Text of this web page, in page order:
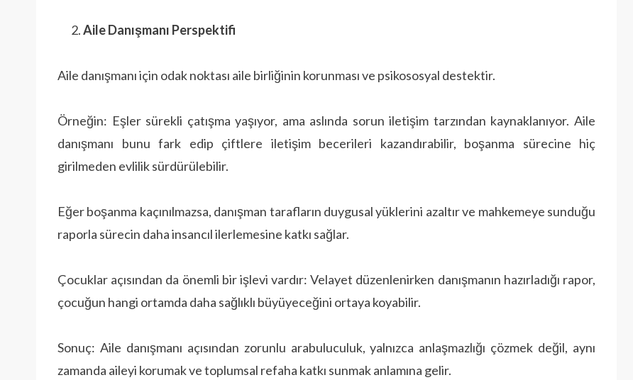
Aile Danışmanı Perspektifi
Aile danışmanı için odak noktası aile birliğinin korunması ve psikososyal destektir.
Örneğin: Eşler sürekli çatışma yaşıyor, ama aslında sorun iletişim tarzından kaynaklanıyor. Aile
danışmanı bunu fark edip çiftlere iletişim becerileri kazandırabilir, boşanma sürecine hiç
girilmeden evlilik sürdürülebilir.
Eğer boşanma kaçınılmazsa, danışman tarafların duygusal yüklerini azaltır ve mahkemeye sunduğu
raporla sürecin daha insancıl ilerlemesine katkı sağlar.
Çocuklar açısından da önemli bir işlevi vardır: Velayet düzenlenirken danışmanın hazırladığı rapor,
çocuğun hangi ortamda daha sağlıklı büyüyeceğini ortaya koyabilir.
Sonuç: Aile danışmanı açısından zorunlu arabuluculuk, yalnızca anlaşmazlığı çözmek değil, aynı
zamanda aileyi korumak ve toplumsal refaha katkı sunmak anlamına gelir.